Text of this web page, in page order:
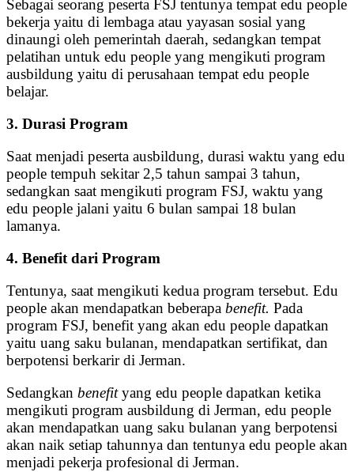
Sebagai seorang peserta FSJ tentunya tempat edu people
bekerja yaitu di lembaga atau yayasan sosial yang
dinaungi oleh pemerintah daerah, sedangkan tempat
pelatihan untuk edu people yang mengikuti program
ausbildung yaitu di perusahaan tempat edu people
belajar.
3. Durasi Program
Saat menjadi peserta ausbildung, durasi waktu yang edu
people tempuh sekitar 2,5 tahun sampai 3 tahun,
sedangkan saat mengikuti program FSJ, waktu yang
edu people jalani yaitu 6 bulan sampai 18 bulan
lamanya.
4. Benefit dari Program
Tentunya, saat mengikuti kedua program tersebut. Edu
people akan mendapatkan beberapa benefit. Pada
program FSJ, benefit yang akan edu people dapatkan
yaitu uang saku bulanan, mendapatkan sertifikat, dan
berpotensi berkarir di Jerman.
Sedangkan benefityang edu people dapatkan ketika
mengikuti program ausbildung di Jerman, edu people
akan mendapatkan uang saku bulanan yang berpotensi
akan naik setiap tahunnya dan tentunya edu people akan
menjadi pekerja profesional di Jerman.